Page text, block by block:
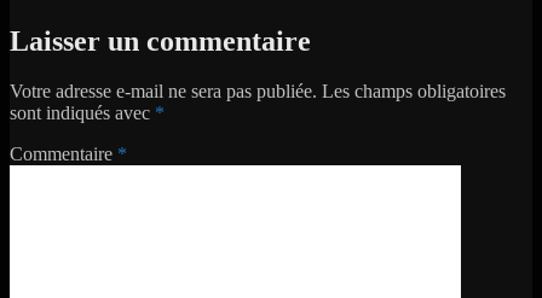
Laisser un commentaire
Votre adresse e-mail ne sera pas publiée. Les champs obligatoires
sont indiqués avec *
Commentaire *